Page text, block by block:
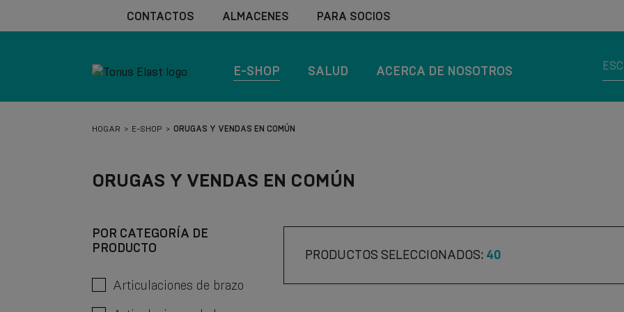
CONTACTOS ALMACENES PARA SOCIOS
E-SHOP SALUD ACERCA DE NOSOTROS
HOGAR E-SHOP ORUGAS Y VENDAS EN COMÚN
ORUGAS Y VENDAS EN COMÚN
POR CATEGORÍA DE
PRODUCTO
Articulaciones de brazo
PRODUCTOS SELECCIONADOS: 40